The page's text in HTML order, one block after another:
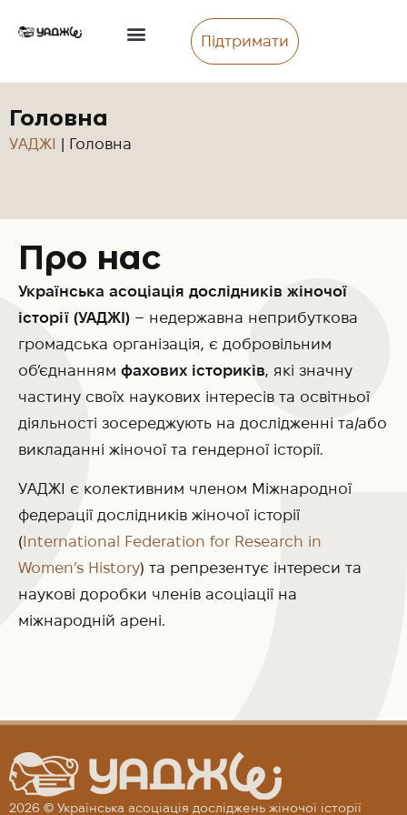
Підтримати
Головна
УАДЖІ | Головна
Про нас
Українська асоціація дослідників жіночої
історії (УАДЖІ) – недержавна неприбуткова
громадська організація, є добровільним
об’єднанням фахових істориків, які значну
частину своїх наукових інтересів та освітньої
діяльності зосереджують на дослідженні та/або
викладанні жіночої та гендерної історії.
УАДЖІ є колективним членом Міжнародної
федерації дослідників жіночої історії
( International Federation for Research in
Women’s History) та репрезентує інтереси та
наукові доробки членів асоціації на
міжнародній арені.
2026 © Українська асоціація досліджень жіночої історії